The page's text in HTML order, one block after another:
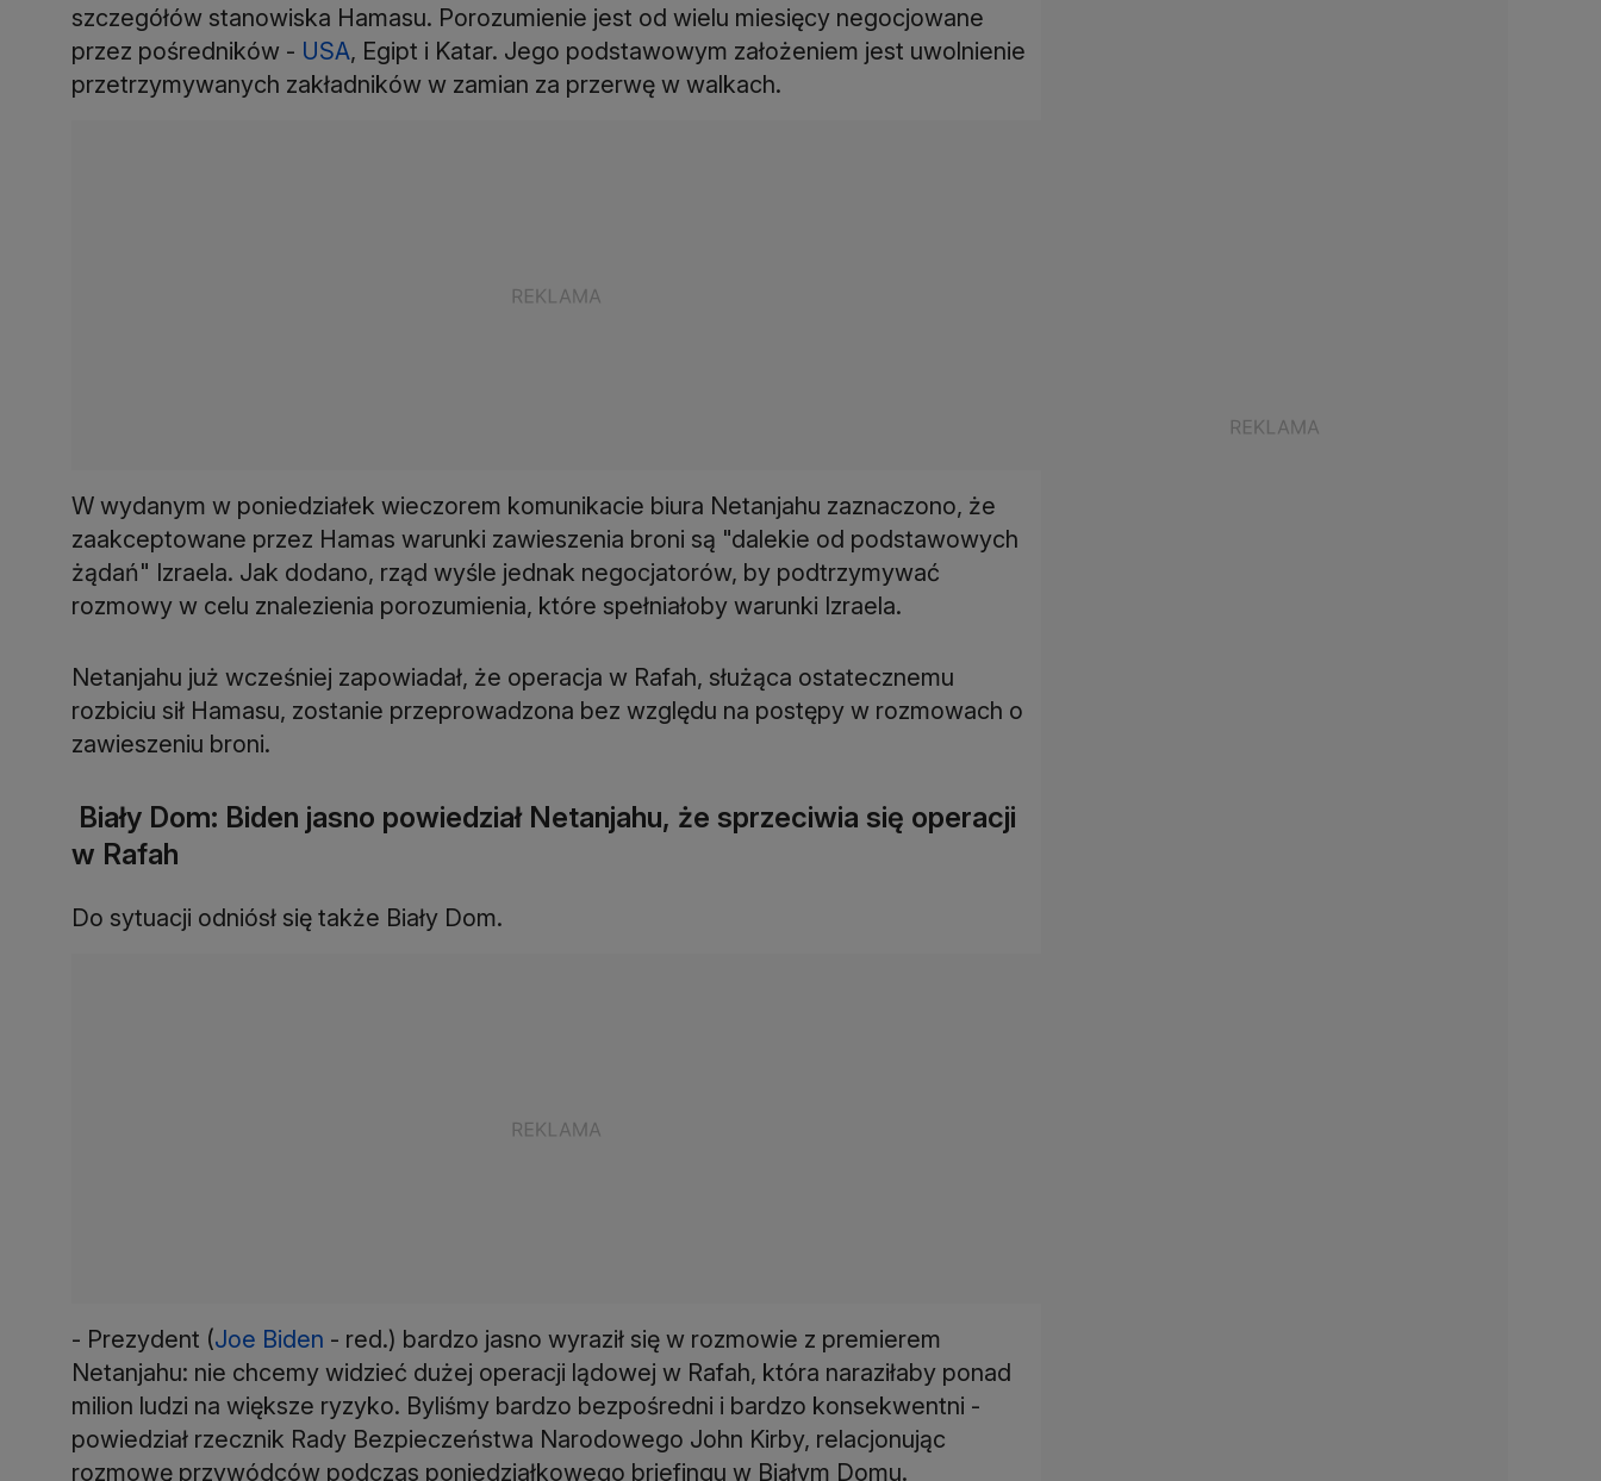
szczegółów stanowiska Hamasu. Porozumienie jest od wielu miesięcy negocjowane
przez pośredników - USA, Egipt i Katar. Jego podstawowym założeniem jest uwolnienie
przetrzymywanych zakładników w zamian za przerwę w walkach.
W wydanym w poniedziałek wieczorem komunikacie biura Netanjahu zaznaczono, że
zaakceptowane przez Hamas warunki zawieszenia broni są "dalekie od podstawowych
żądań" Izraela. Jak dodano, rząd wyśle jednak negocjatorów, by podtrzymywać
rozmowy w celu znalezienia porozumienia, które spełniałoby warunki Izraela.
Netanjahu już wcześniej zapowiadał, że operacja w Rafah, służąca ostatecznemu
rozbiciu sił Hamasu, zostanie przeprowadzona bez względu na postępy w rozmowach o
zawieszeniu broni.
Biały Dom: Biden jasno powiedział Netanjahu, że sprzeciwia się operacji
w Rafah
Do sytuacji odniósł się także Biały Dom.
- Prezydent (Joe Biden - red.) bardzo jasno wyraził się w rozmowie z premierem
Netanjahu: nie chcemy widzieć dużej operacji lądowej w Rafah, która naraziłaby ponad
milion ludzi na większe ryzyko. Byliśmy bardzo bezpośredni i bardzo konsekwentni -
powiedział rzecznik Rady Bezpieczeństwa Narodowego John Kirby, relacjonując
rozmowę przywódców podczas poniedziałkowego briefingu w Białym Domu.